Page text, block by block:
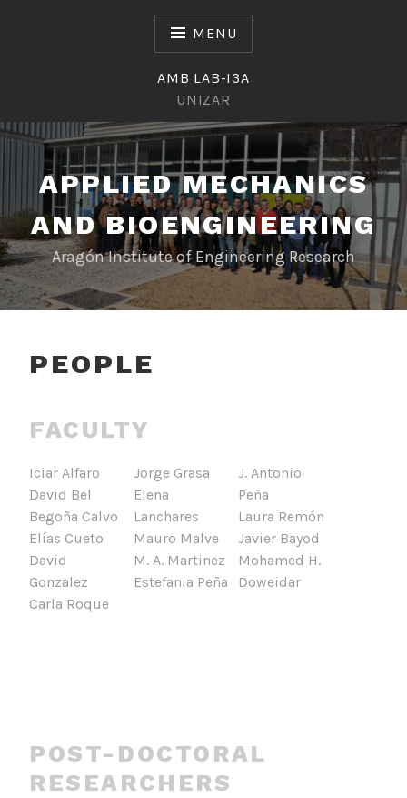
MENU
AMB LAB-I3A
UNIZAR
APPLIED MECHANICS
AND BIOENGINEERING
Aragón Institute of Engineering Research
PEOPLE
FACULTY
Iciar Alfaro
David Bel
Begoña Calvo
Elías Cueto
David
Gonzalez
Carla Roque
Jorge Grasa
Elena
Lanchares
Mauro Malve
M. A. Martinez
Estefania Peña
J. Antonio
Peña
Laura Remón
Javier Bayod
Mohamed H.
Doweidar
POST-DOCTORAL
RESEARCHERS